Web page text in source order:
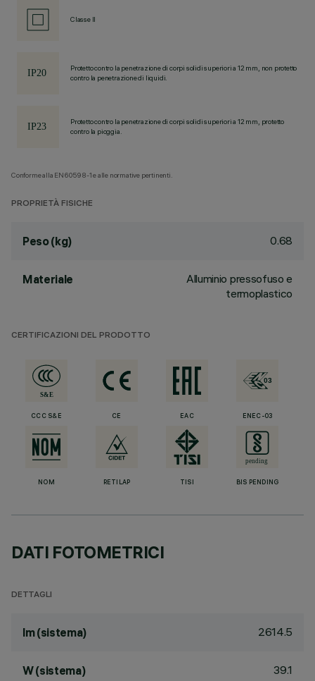
Classe II
Protetto contro la penetrazione di corpi solidi superiori a 12 mm, non protetto
contro la penetrazione di liquidi.
Protetto contro la penetrazione di corpi solidi superiori a 12 mm, protetto
contro la pioggia.
Conforme alla EN60598-1 e alle normative pertinenti.
PROPRIETÀ FISICHE
Peso (kg) 0.68
Materiale
Alluminio pressofuso e
termoplastico
CERTIFICAZIONI DEL PRODOTTO
CCC S&E CE EAC ENEC-03
NOM RETILAP TISI BIS PENDING
DATI FOTOMETRICI
DETTAGLI
lm (sistema) 2614.5
W (sistema) 39.1